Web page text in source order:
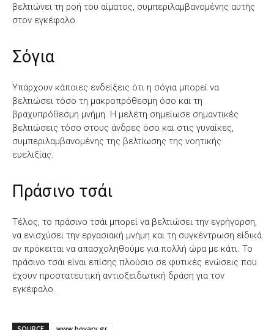
βελτιώνει τη ροή του αίματος, συμπεριλαμβανομένης αυτής
στον εγκέφαλο.
Σόγια
Υπάρχουν κάποιες ενδείξεις ότι η σόγια μπορεί να
βελτιώσει τόσο τη μακροπρόθεσμη όσο και τη
βραχυπρόθεσμη μνήμη. Η μελέτη σημείωσε σημαντικές
βελτιώσεις τόσο στους άνδρες όσο και στις γυναίκες,
συμπεριλαμβανομένης της βελτίωσης της νοητικής
ευελιξίας.
Πράσινο τσάι
Τέλος, το πράσινο τσάι μπορεί να βελτιώσει την εγρήγορση,
να ενισχύσει την εργασιακή μνήμη και τη συγκέντρωση είδικά
αν πρόκειται να απασχοληθούμε για πολλή ώρα με κάτι. Το
πράσινο τσάι είναι επίσης πλούσιο σε φυτικές ενώσεις που
έχουν προστατευτική αντιοξειδωτική δράση για τον
εγκέφαλο.